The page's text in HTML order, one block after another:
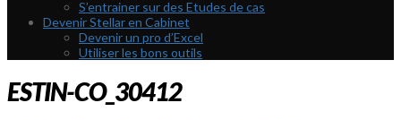
S’entrainer sur des Etudes de cas
Devenir Stellar en Cabinet
Devenir un pro d’Excel
Utiliser les bons outils
ESTIN-CO_30412